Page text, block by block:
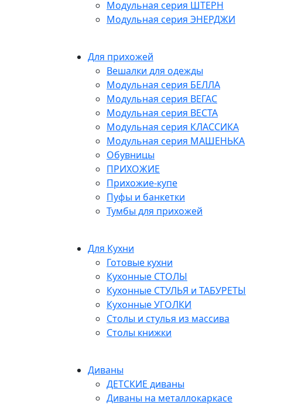
Модульная серия ШТЕРН
Модульная серия ЭНЕРДЖИ
Для прихожей
Вешалки для одежды
Модульная серия БЕЛЛА
Модульная серия ВЕГАС
Модульная серия ВЕСТА
Модульная серия КЛАССИКА
Модульная серия МАШЕНЬКА
Обувницы
ПРИХОЖИЕ
Прихожие-купе
Пуфы и банкетки
Тумбы для прихожей
Для Кухни
Готовые кухни
Кухонные СТОЛЫ
Кухонные СТУЛЬЯ и ТАБУРЕТЫ
Кухонные УГОЛКИ
Столы и стулья из массива
Столы книжки
Диваны
ДЕТСКИЕ диваны
Диваны на металлокаркасе